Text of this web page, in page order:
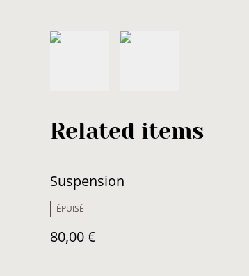
Related items
Suspension
ÉPUISÉ
80,00 €